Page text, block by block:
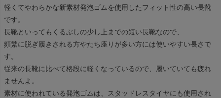
軽くてやわらかな新素材発泡ゴムを使用したフィット性の高い長靴
です。
長靴といってもくるぶしの少し上までの短い長靴なので、
頻繁に脱ぎ履きされる方やたち座りが多い方には使いやすい長さで
す。
従来の長靴に比べて格段に軽くなっているので、履いていても疲れ
ませんよ。
素材に使われている発泡ゴムは、スタッドレスタイヤにも使用され